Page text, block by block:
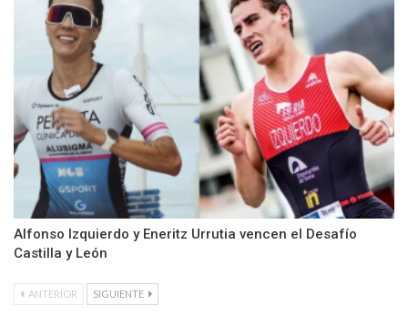
Alfonso Izquierdo y Eneritz Urrutia vencen el Desafío
Castilla y León
ANTERIOR SIGUIENTE